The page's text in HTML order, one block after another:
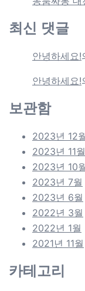
최신 댓글
안녕하세요!
안녕하세요!
보관함
2023년 12
2023년 11월
2023년 10
2023년 7월
2023년 6월
2022년 3월
2022년 1월
2021년 11월
카테고리